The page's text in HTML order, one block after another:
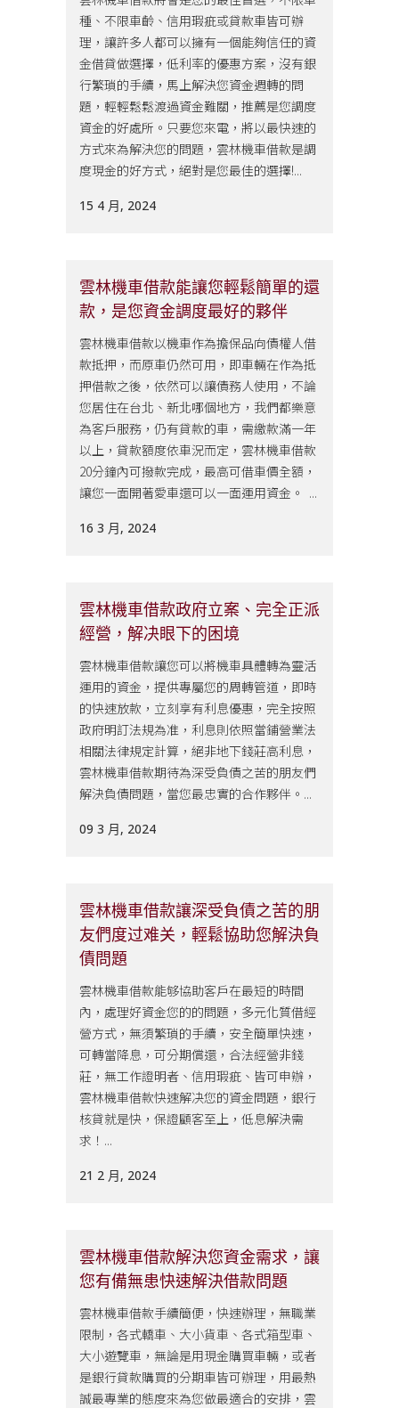
種、不限車齡、信用瑕疵或貸款車皆可辦
理，讓許多人都可以擁有一個能夠信任的資
金借貸做選擇，低利率的優惠方案，沒有銀
行繁瑣的手續，馬上解決您資金週轉的問
題，輕輕鬆鬆渡過資金難關，推薦是您調度
資金的好處所。只要您來電，將以最快速的
方式來為解決您的問題，雲林機車借款是調
度現金的好方式，絕對是您最佳的選擇!...
15 4 月, 2024
雲林機車借款能讓您輕鬆簡單的還
款，是您資金調度最好的夥伴
雲林機車借款以機車作為擔保品向債權人借
款抵押，而原車仍然可用，即車輛在作為抵
押借款之後，依然可以讓債務人使用，不論
您居住在台北、新北哪個地方，我們都樂意
為客戶服務，仍有貸款的車，需繳款滿一年
以上，貸款額度依車況而定，雲林機車借款
20分鐘內可撥款完成，最高可借車價全額，
讓您一面開著愛車還可以一面運用資金。 ...
16 3 月, 2024
雲林機車借款政府立案、完全正派
經營，解决眼下的困境
雲林機車借款讓您可以將機車具體轉為靈活
運用的資金，提供專屬您的周轉管道，即時
的快速放款，立刻享有利息優惠，完全按照
政府明訂法規為准，利息則依照當鋪營業法
相關法律規定計算，絕非地下錢莊高利息，
雲林機車借款期待為深受負債之苦的朋友們
解決負債問題，當您最忠實的合作夥伴。...
09 3 月, 2024
雲林機車借款讓深受負債之苦的朋
友們度过难关，輕鬆協助您解決負
債問題
雲林機車借款能够協助客戶在最短的時間
內，處理好資金您的的問題，多元化質借經
營方式，無須繁瑣的手續，安全簡單快速，
可轉當降息，可分期償還，合法經營非錢
莊，無工作證明者、信用瑕疵、皆可申辦，
雲林機車借款快速解决您的資金問題，銀行
核貸就是快，保證顧客至上，低息解決需
求！...
21 2 月, 2024
雲林機車借款解決您資金需求，讓
您有備無患快速解決借款問題
雲林機車借款手續簡便，快速辦理，無職業
限制，各式轎車、大小貨車、各式箱型車、
大小遊覽車，無論是用現金購買車輛，或者
是銀行貸款購買的分期車皆可辦理，用最熱
誠最專業的態度來為您做最適合的安排，雲